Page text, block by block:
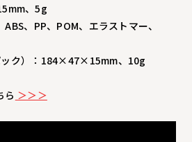
、5g
、PP、POM、エラストマー、
ック）：184×47×15mm、10g
ら ＞＞＞